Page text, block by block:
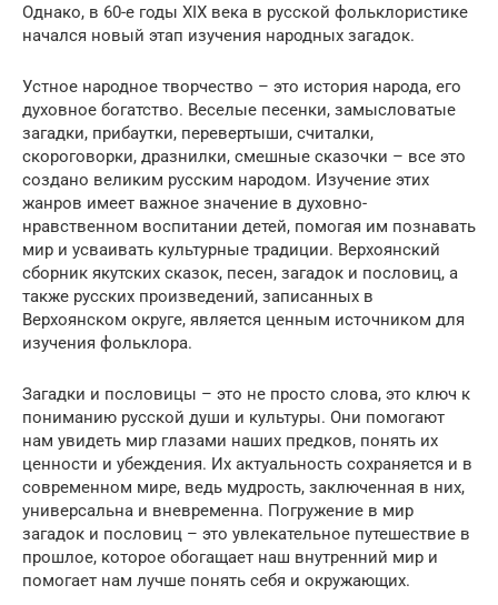
Однако, в 60-е годы XIX века в русской фольклористике
начался новый этап изучения народных загадок.
Устное народное творчество – это история народа, его
духовное богатство. Веселые песенки, замысловатые
загадки, прибаутки, перевертыши, считалки,
скороговорки, дразнилки, смешные сказочки – все это
создано великим русским народом. Изучение этих
жанров имеет важное значение в духовно-
нравственном воспитании детей, помогая им познавать
мир и усваивать культурные традиции. Верхоянский
сборник якутских сказок, песен, загадок и пословиц, а
также русских произведений, записанных в
Верхоянском округе, является ценным источником для
изучения фольклора.
Загадки и пословицы – это не просто слова, это ключ к
пониманию русской души и культуры. Они помогают
нам увидеть мир глазами наших предков, понять их
ценности и убеждения. Их актуальность сохраняется и в
современном мире, ведь мудрость, заключенная в них,
универсальна и вневременна. Погружение в мир
загадок и пословиц – это увлекательное путешествие в
прошлое, которое обогащает наш внутренний мир и
помогает нам лучше понять себя и окружающих.